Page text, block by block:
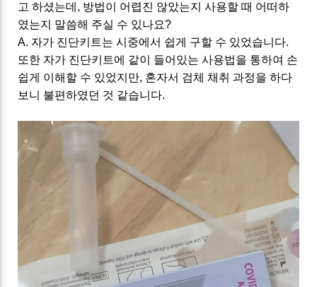
고 하셨는데, 방법이 어렵진 않았는지 사용할 때 어떠하
였는지 말씀해 주실 수 있나요?
A. 자가 진단키트는 시중에서 쉽게 구할 수 있었습니다.
또한 자가 진단키트에 같이 들어있는 사용법을 통하여 손
쉽게 이해할 수 있었지만, 혼자서 검체 채취 과정을 하다
보니 불편하였던 것 같습니다.